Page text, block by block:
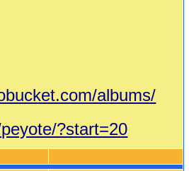
albums/
?start=20